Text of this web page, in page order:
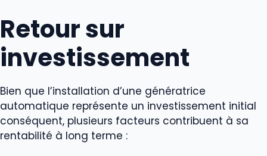
Retour sur
investissement
Bien que l’installation d’une génératrice
automatique représente un investissement initial
conséquent, plusieurs facteurs contribuent à sa
rentabilité à long terme :